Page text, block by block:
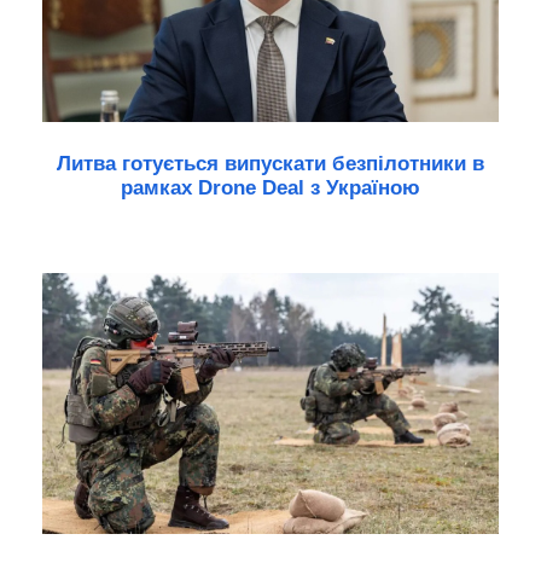
Литва готується випускати безпілотники в
рамках Drone Deal з Україною